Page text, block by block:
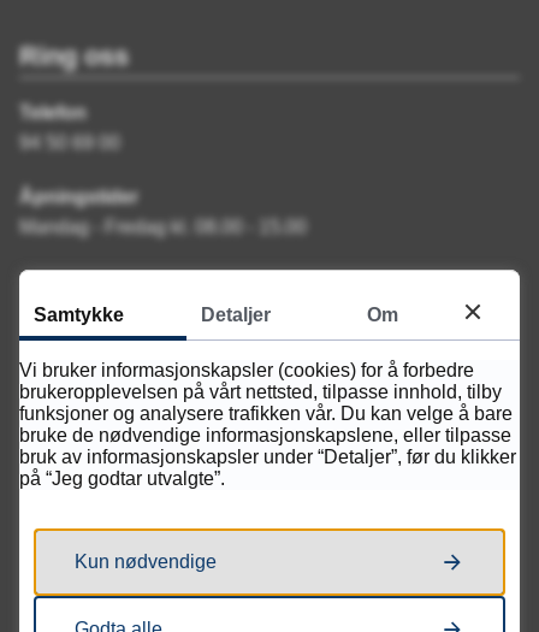
Ring oss
Telefon
94 50 69 00
Åpningstider
Mandag - Fredag kl. 08.00 - 15.00
Samtykke Detaljer Om
Vi bruker informasjonskapsler (cookies) for å forbedre
brukeropplevelsen på vårt nettsted, tilpasse innhold, tilby
funksjoner og analysere trafikken vår. Du kan velge å bare
bruke de nødvendige informasjonskapslene, eller tilpasse
bruk av informasjonskapsler under “Detaljer”, før du klikker
på “Jeg godtar utvalgte”.
Kun nødvendige